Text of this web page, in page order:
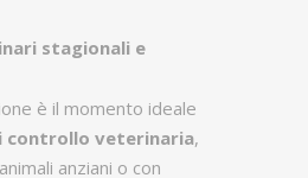
stagionali e
è il momento ideale
controllo veterinaria,
anziani o con